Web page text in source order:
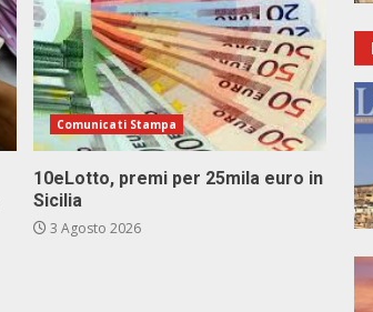
Comunicati Stampa
10eLotto, premi per 25mila euro in
Sicilia
3 Agosto 2026